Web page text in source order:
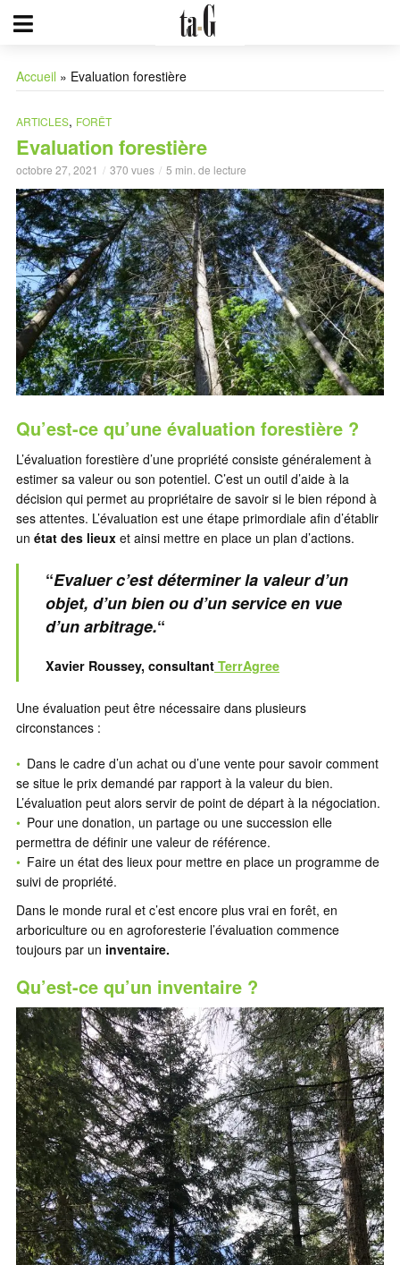
Accueil » Evaluation forestière
ARTICLES, FORÊT
Evaluation forestière
octobre 27, 2021 370 vues 5 min. de lecture
Qu’est-ce qu’une évaluation forestière ?
L’évaluation forestière d’une propriété consiste généralement à
estimer sa valeur ou son potentiel. C’est un outil d’aide à la
décision qui permet au propriétaire de savoir si le bien répond à
ses attentes. L’évaluation est une étape primordiale afin d’établir
un état des lieux et ainsi mettre en place un plan d’actions.
“Evaluer c’est déterminer la valeur d’un
objet, d’un bien ou d’un service en vue
d’un arbitrage.“
Xavier Roussey, consultant TerrAgree
Une évaluation peut être nécessaire dans plusieurs
circonstances :
Dans le cadre d’un achat ou d’une vente pour savoir comment
se situe le prix demandé par rapport à la valeur du bien.
L’évaluation peut alors servir de point de départ à la négociation.
Pour une donation, un partage ou une succession elle
permettra de définir une valeur de référence.
Faire un état des lieux pour mettre en place un programme de
suivi de propriété.
Dans le monde rural et c’est encore plus vrai en forêt, en
arboriculture ou en agroforesterie l’évaluation commence
toujours par un inventaire.
Qu’est-ce qu’un inventaire ?